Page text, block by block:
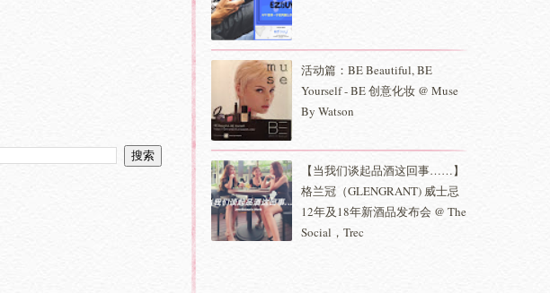
活动篇：BE Beautiful, BE
Yourself - BE 创意化妆 @ Muse
By Watson
【当我们谈起品酒这回事……】
格兰冠（GLENGRANT) 威士忌
12年及18年新酒品发布会 @ The
Social，Trec